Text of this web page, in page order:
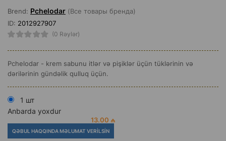
Brend: Pchelodar (Все товары бренда)
ID: 2012927907
(0 Rəylər)
Pchelodar - krem sabunu itlər və pişiklər üçün tüklərinin və
dərilərinin gündəlik qulluq üçün.
1 шт
Anbarda yoxdur
13.00 ₼
QƏBUL HAQQINDA MƏLUMAT VERILSIN